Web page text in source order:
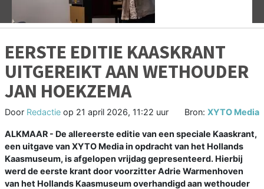
EERSTE EDITIE KAASKRANT
UITGEREIKT AAN WETHOUDER
JAN HOEKZEMA
Door Redactie op 21 april 2026, 11:22 uur Bron: XYTO Media
ALKMAAR - De allereerste editie van een speciale Kaaskrant,
een uitgave van XYTO Media in opdracht van het Hollands
Kaasmuseum, is afgelopen vrijdag gepresenteerd. Hierbij
werd de eerste krant door voorzitter Adrie Warmenhoven
van het Hollands Kaasmuseum overhandigd aan wethouder